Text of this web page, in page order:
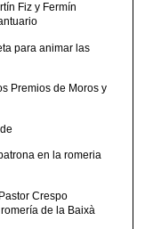
Fiz y Fermín
para animar las
Premios de Moros y
en la romeria
Crespo
de la Baixà